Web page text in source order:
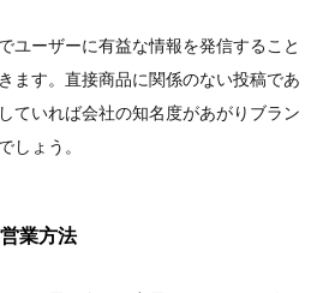
ユーザーに有益な情報を発信すること
ます。直接商品に関係のない投稿であ
ていれば会社の知名度があがりブラン
しょう。
業方法